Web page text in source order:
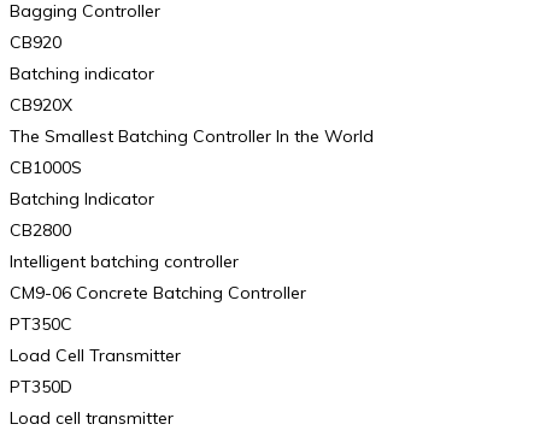
Bagging Controller
CB920
Batching indicator
CB920X
The Smallest Batching Controller In the World
CB1000S
Batching Indicator
CB2800
Intelligent batching controller
CM9-06 Concrete Batching Controller
PT350C
Load Cell Transmitter
PT350D
Load cell transmitter